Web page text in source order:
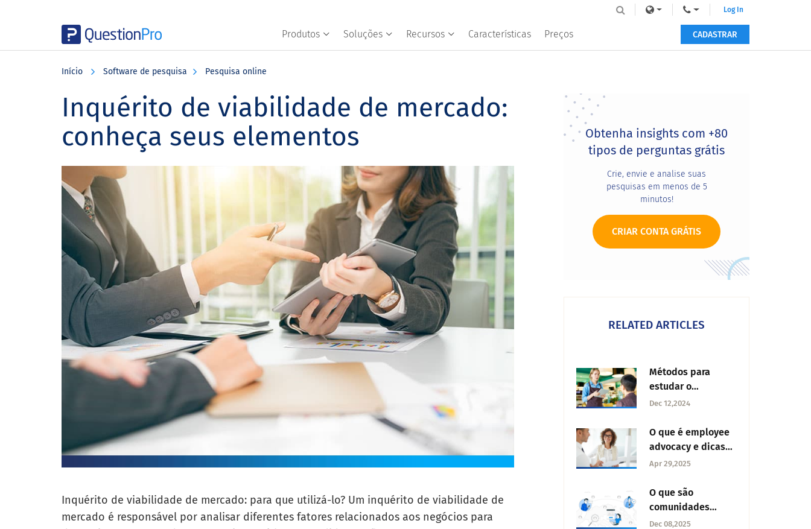
Produtos Soluções Recursos Características Preços
Log In
CADASTRAR
Início Software de pesquisa Pesquisa online
Inquérito de viabilidade de mercado:
conheça seus elementos
Inquérito de viabilidade de mercado: para que utilizá-lo? Um inquérito de viabilidade de
mercado é responsável por analisar diferentes fatores relacionados aos negócios para
Primary
Sidebar
Obtenha insights com +80
tipos de perguntas grátis
Crie, envie e analise suas
pesquisas em menos de 5
minutos!
CRIAR CONTA GRÁTIS
RELATED ARTICLES
Métodos para
estudar o
comportamento do
Dec 12,2024
O que é employee
advocacy e dicas
para construir um
Apr 29,2025
O que são
comunidades
online de pesquisa
Dec 08,2025